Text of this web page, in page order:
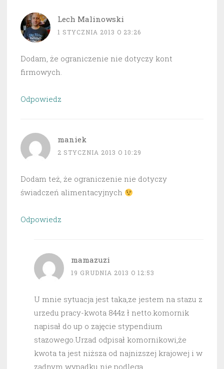
Lech Malinowski
1 STYCZNIA 2013 O 23:26
Dodam, że ograniczenie nie dotyczy kont
firmowych.
Odpowiedz
maniek
2 STYCZNIA 2013 O 10:29
Dodam też, że ograniczenie nie dotyczy
świadczeń alimentacyjnych
Odpowiedz
mamazuzi
19 GRUDNIA 2013 O 12:53
U mnie sytuacja jest taka,ze jestem na stazu z
urzedu pracy-kwota 844z ł netto.komornik
napisał do up o zajęcie stypendium
stazowego.Urzad odpisał komornikowi,że
kwota ta jest niższa od najnizszej krajowej i w
zadnym wypadku nie podlega